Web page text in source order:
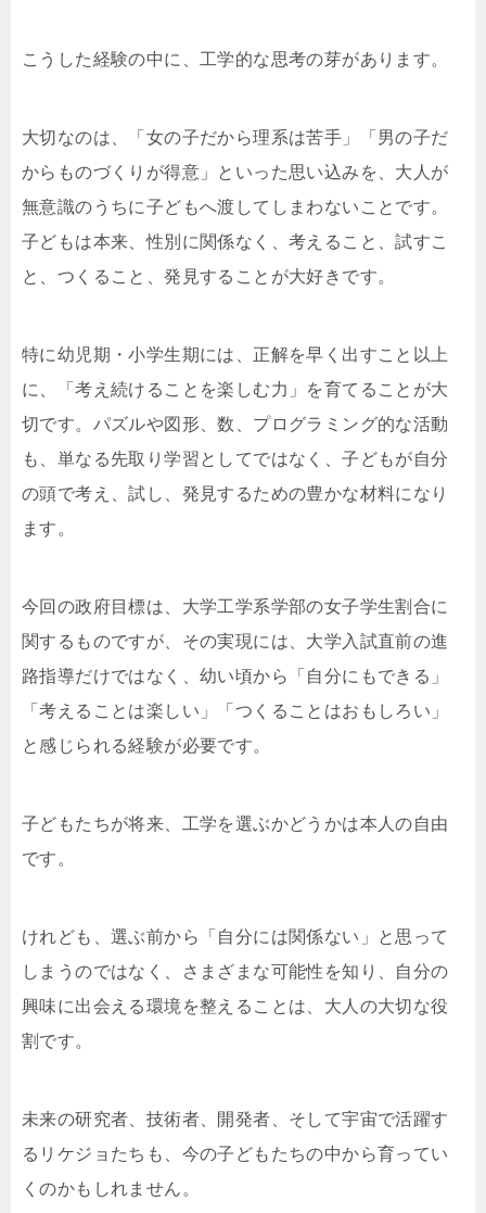
こうした経験の中に、工学的な思考の芽があります。
大切なのは、「女の子だから理系は苦手」「男の子だ
からものづくりが得意」といった思い込みを、大人が
無意識のうちに子どもへ渡してしまわないことです。
子どもは本来、性別に関係なく、考えること、試すこ
と、つくること、発見することが大好きです。
特に幼児期・小学生期には、正解を早く出すこと以上
に、「考え続けることを楽しむ力」を育てることが大
切です。パズルや図形、数、プログラミング的な活動
も、単なる先取り学習としてではなく、子どもが自分
の頭で考え、試し、発見するための豊かな材料になり
ます。
今回の政府目標は、大学工学系学部の女子学生割合に
関するものですが、その実現には、大学入試直前の進
路指導だけではなく、幼い頃から「自分にもできる」
「考えることは楽しい」「つくることはおもしろい」
と感じられる経験が必要です。
子どもたちが将来、工学を選ぶかどうかは本人の自由
です。
けれども、選ぶ前から「自分には関係ない」と思って
しまうのではなく、さまざまな可能性を知り、自分の
興味に出会える環境を整えることは、大人の大切な役
割です。
未来の研究者、技術者、開発者、そして宇宙で活躍す
るリケジョたちも、今の子どもたちの中から育ってい
くのかもしれません。